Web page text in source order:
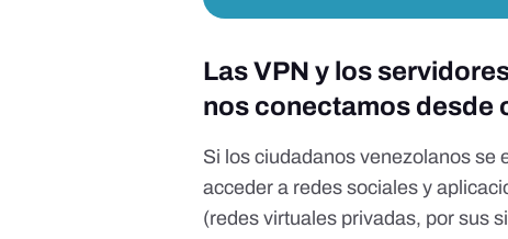
Las VPN y los
nos conectamos desde
Si los ciudadanos venezolanos se
acceder a redes sociales y
(redes virtuales privadas, por sus